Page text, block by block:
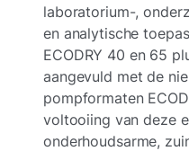
laboratorium-,
en analytische
ECODRY 40 en 65
aangevuld met de
pompformaten
voltooiing van deze
onderhoudsarme,